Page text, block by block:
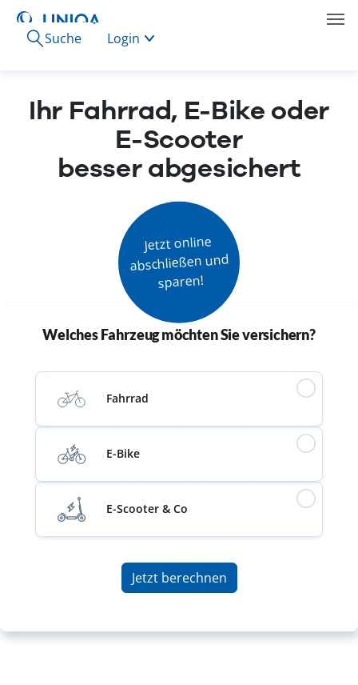
Suche Login
Ihr Fahrrad, E-Bike oder
E-Scooter
besser abgesichert
Jetzt online
abschließen und
sparen!
Welches Fahrzeug möchten Sie versichern?
Fahrrad
E-Bike
E-Scooter & Co
Jetzt berechnen